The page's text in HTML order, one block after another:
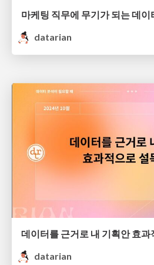
datarian
데이터를 근거로 내 기획안 효과
datarian